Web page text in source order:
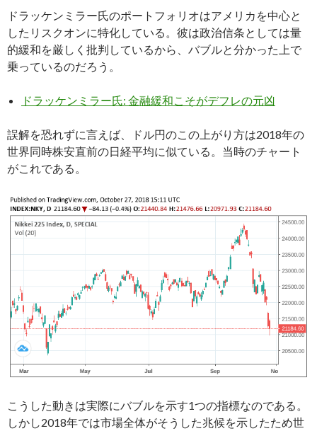
ドラッケンミラー氏のポートフォリオはアメリカを中心と
したリスクオンに特化している。彼は政治信条としては量
的緩和を厳しく批判しているから、バブルと分かった上で
乗っているのだろう。
ドラッケンミラー氏: 金融緩和こそがデフレの元凶
誤解を恐れずに言えば、ドル円のこの上がり方は2018年の
世界同時株安直前の日経平均に似ている。当時のチャート
がこれである。
こうした動きは実際にバブルを示す1つの指標なのである。
しかし2018年では市場全体がそうした兆候を示したため世